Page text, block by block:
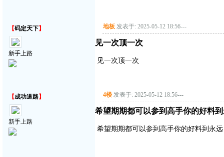
【码定天下】
新手上路
地板 发表于: 2025-05-12 18:56---
见一次顶一次
见一次顶一次
【成功道路】
新手上路
4楼 发表于: 2025-05-12 18:56---
希望期期都可以参到高手你的好料
希望期期都可以参到高手你的好料到永